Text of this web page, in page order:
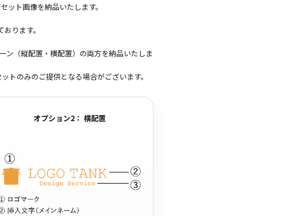
ット画像を納品いたします。
ります。
（縦配置・横配置）の両方を納品いたしま
トのみのご提供となる場合がございます。
オプション2： 横配置